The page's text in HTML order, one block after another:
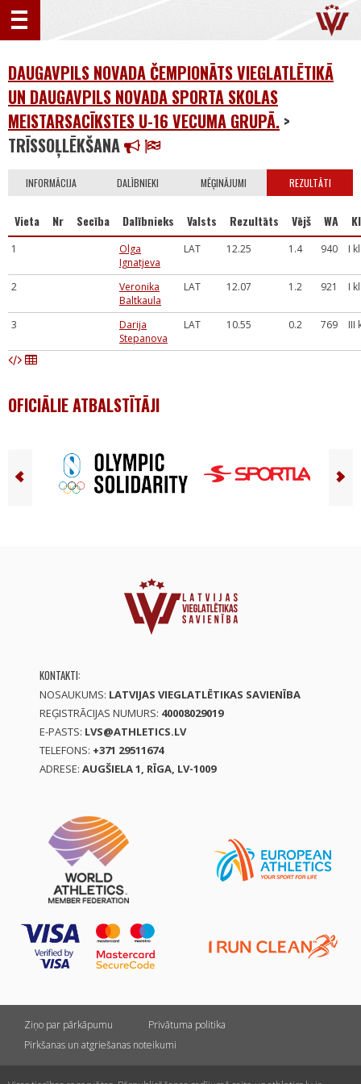
DAUGAVPILS NOVADA ČEMPIONĀTS VIEGLATLĒTIKĀ
UN DAUGAVPILS NOVADA SPORTA SKOLAS
MEISTARSACĪKSTES U-16 VECUMA GRUPĀ. >
TRĪSSOĻLĒKŠANA
INFORMĀCIJA DALĪBNIEKI MĒĢINĀJUMI REZULTĀTI
Vieta Nr Secība Dalībnieks Valsts Rezultāts Vējš WA
1
Olga
Ignatjeva
LAT 12.25 1.4 940 I
2
Veronika
Baltkaula
LAT 12.07 1.2 921 I
3
Darija
Stepanova
LAT 10.55 0.2 769 III
OFICIĀLIE ATBALSTĪTĀJI
KONTAKTI:
NOSAUKUMS: LATVIJAS VIEGLATLĒTIKAS SAVIENĪBA
REĢISTRĀCIJAS NUMURS: 40008029019
E-PASTS: LVS@ATHLETICS.LV
TELEFONS: +371 29511674
ADRESE: AUGŠIELA 1, RĪGA, LV-1009
Ziņo par pārkāpumu
Privātuma politika
Pirkšanas un atgriešanas noteikumi